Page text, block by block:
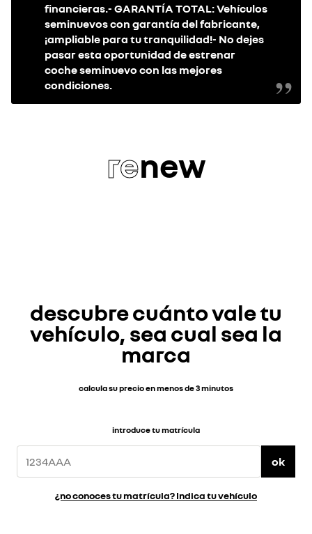
financieras.- GARANTÍA TOTAL: Vehículos
seminuevos con garantía del fabricante,
¡ampliable para tu tranquilidad!- No dejes
pasar esta oportunidad de estrenar
coche seminuevo con las mejores
condiciones.
renew
descubre cuánto vale tu
vehículo, sea cual sea la
marca
calcula su precio en menos de 3 minutos
introduce tu matrícula
ok
¿no conoces tu matrícula? Indica tu vehículo